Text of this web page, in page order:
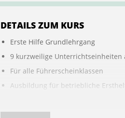
DETAILS ZUM KURS
Erste Hilfe Grundlehrgang
9 kurzweilige Unterrichtseinheiten
Für alle Führerscheinklassen
Ausbildung für betriebliche